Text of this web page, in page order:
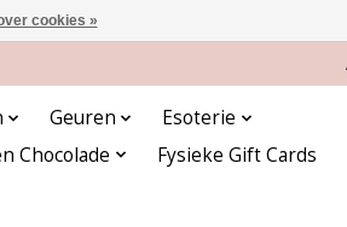
Geuren
Esoterie
Chocolade
Fysieke Gift Cards
cookies »